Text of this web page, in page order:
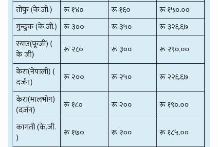
तोफु (के.जी.)
रू १४० रू १६०
रू १५०.००
गुन्दुक (के.जी.) रू ३०० रू ३५०
रू ३२६.६७
स्याउ(फूजी) (
के जी)
रू २८० रू ३००
रू २९०.००
केरा(नेपाली) (
दर्जन)
रू २०० रू २५०
रू २२६.६७
केरा(मालभोग)
(दर्जन)
रू १८० रू २००
रू १९०.००
कागती (के.जी.
)
रू १७० रू २००
रू १८५.००